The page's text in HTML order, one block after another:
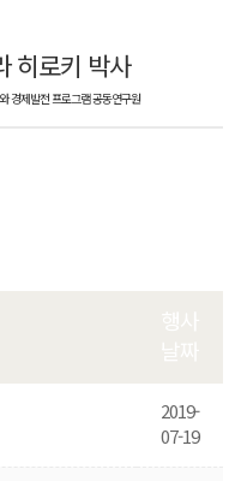
히로키 박사
경제발전 프로그램 공동연구원
2019-
07-19